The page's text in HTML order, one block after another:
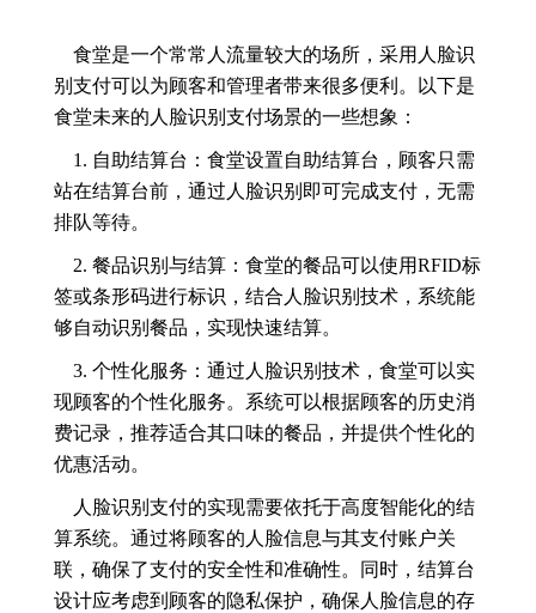
食堂是一个常常人流量较大的场所，采用人脸识
别支付可以为顾客和管理者带来很多便利。以下是
食堂未来的人脸识别支付场景的一些想象：
1. 自助结算台：食堂设置自助结算台，顾客只需
站在结算台前，通过人脸识别即可完成支付，无需
排队等待。
2. 餐品识别与结算：食堂的餐品可以使用RFID标
签或条形码进行标识，结合人脸识别技术，系统能
够自动识别餐品，实现快速结算。
3. 个性化服务：通过人脸识别技术，食堂可以实
现顾客的个性化服务。系统可以根据顾客的历史消
费记录，推荐适合其口味的餐品，并提供个性化的
优惠活动。
人脸识别支付的实现需要依托于高度智能化的结
算系统。通过将顾客的人脸信息与其支付账户关
联，确保了支付的安全性和准确性。同时，结算台
设计应考虑到顾客的隐私保护，确保人脸信息的存